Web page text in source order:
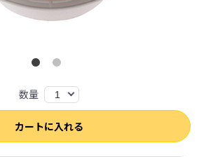
数量 1
カートに入れる